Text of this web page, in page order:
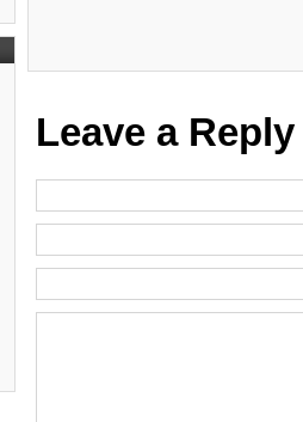
Leave a Reply